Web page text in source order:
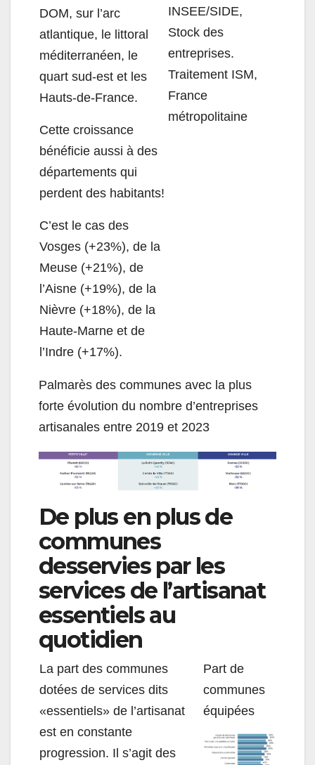
DOM, sur l’arc
atlantique, le littoral
méditerranéen, le
quart sud-est et les
Hauts-de-France.
Cette croissance
bénéficie aussi à des
départements qui
perdent des habitants!
C’est le cas des
Vosges (+23%), de la
Meuse (+21%), de
l’Aisne (+19%), de la
Nièvre (+18%), de la
Haute-Marne et de
l’Indre (+17%).
INSEE/SIDE,
Stock des
entreprises.
Traitement ISM,
France
métropolitaine
Palmarès des communes avec la plus
forte évolution du nombre d’entreprises
artisanales entre 2019 et 2023
De plus en plus de
communes
desservies par les
services de l’artisanat
essentiels au
quotidien
La part des communes
dotées de services dits
«essentiels» de l’artisanat
est en constante
progression. Il s’agit des
Part de
communes
équipées